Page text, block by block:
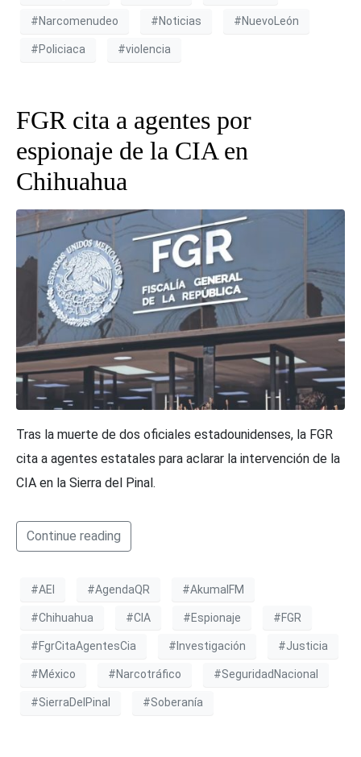
#Narcomenudeo #Noticias #NuevoLeón
#Policiaca #violencia
FGR cita a agentes por
espionaje de la CIA en
Chihuahua
Tras la muerte de dos oficiales estadounidenses, la FGR
cita a agentes estatales para aclarar la intervención de la
CIA en la Sierra del Pinal.
Continue reading
#AEI #AgendaQR #AkumalFM
#Chihuahua #CIA #Espionaje #FGR
#FgrCitaAgentesCia #Investigación #Justicia
#México #Narcotráfico #SeguridadNacional
#SierraDelPinal #Soberanía